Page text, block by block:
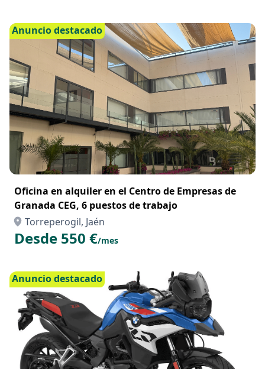
Anuncio destacado
Oficina en alquiler en el Centro de Empresas de
Granada CEG, 6 puestos de trabajo
Torreperogil, Jaén
Desde 550 €/mes
Anuncio destacado